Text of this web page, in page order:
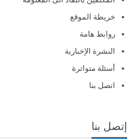
خريطة الموقع
روابط هامة
النشرة الإخبارية
أسئلة متواترة
اتصل بنا
إتصل بنا